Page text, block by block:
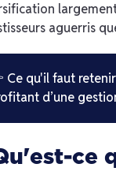
aguerris
Ce qu'il faut
d’une
ce